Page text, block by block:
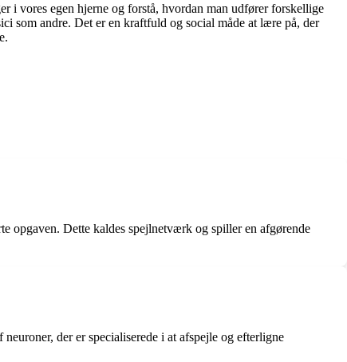
i vores egen hjerne og forstå, hvordan man udfører forskellige
som andre. Det er en kraftfuld og social måde at lære på, der
opgaven. Dette kaldes spejlnetværk og spiller en afgørende
der er specialiserede i at afspejle og efterligne